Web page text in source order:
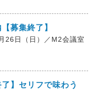
募集終了】
26日（日）／M2会議室
了】セリフで味わう